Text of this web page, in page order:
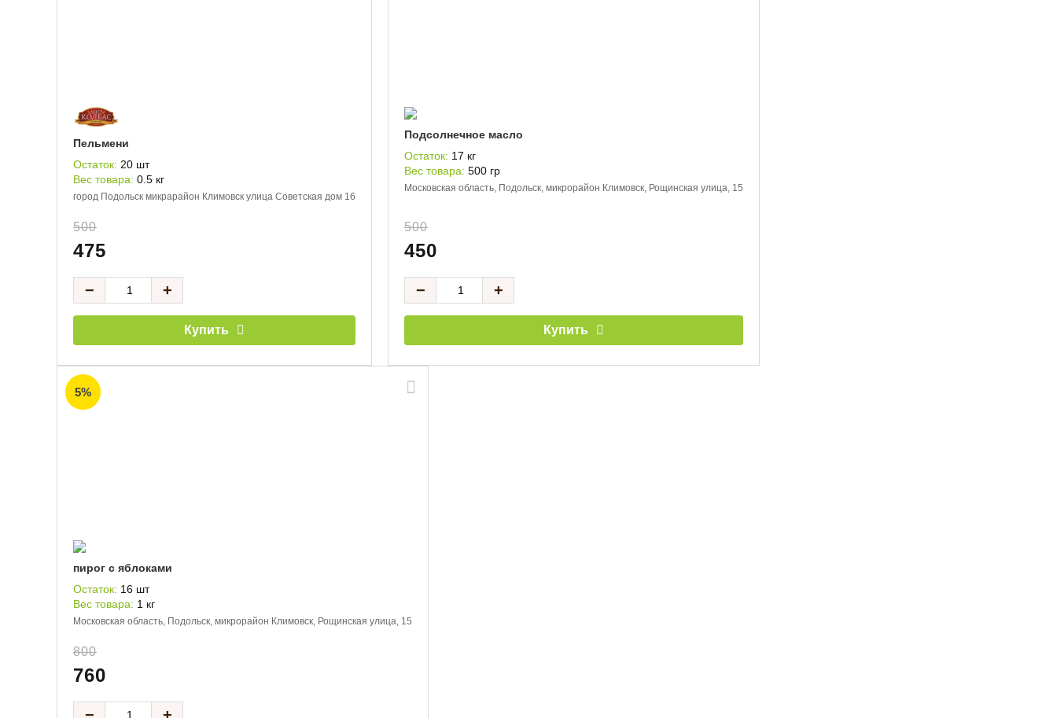
Пельмени
Остаток: 20 шт
Вес товара: 0.5 кг
город Подольск микрарайон Климовск улица Советская дом 16
500
475
− +
Купить
Подсолнечное масло
Остаток: 17 кг
Вес товара: 500 гр
Московская область, Подольск, микрорайон Климовск, Рощинская улица, 15
500
450
− +
Купить
5%
пирог с яблоками
Остаток: 16 шт
Вес товара: 1 кг
Московская область, Подольск, микрорайон Климовск, Рощинская улица, 15
800
760